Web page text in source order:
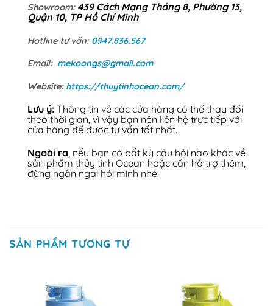
Showroom: 439 Cách Mạng Tháng 8, Phường 13,
Quận 10, TP Hồ Chí Minh
Hotline tư vấn: 0947.836.567
Email: mekoongs@gmail.com
Website: https://thuytinhocean.com/
Lưu ý: Thông tin về các cửa hàng có thể thay đổi
theo thời gian, vì vậy bạn nên liên hệ trực tiếp với
cửa hàng để được tư vấn tốt nhất.
Ngoài ra , nếu bạn có bất kỳ câu hỏi nào khác về
sản phẩm thủy tinh Ocean hoặc cần hỗ trợ thêm,
đừng ngần ngại hỏi mình nhé!
SẢN PHẨM TƯƠNG TỰ